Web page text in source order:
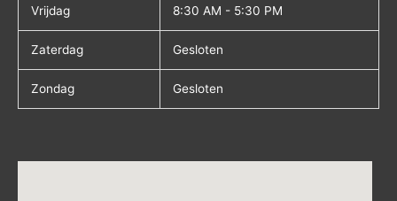
Vrijdag 8:30 AM - 5:30 PM
Zaterdag Gesloten
Zondag Gesloten